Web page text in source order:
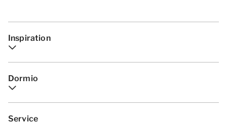
Inspiration
Dormio
Service